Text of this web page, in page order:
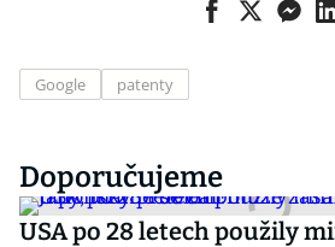
Google patenty
Doporučujeme
USA po 28 letech použily